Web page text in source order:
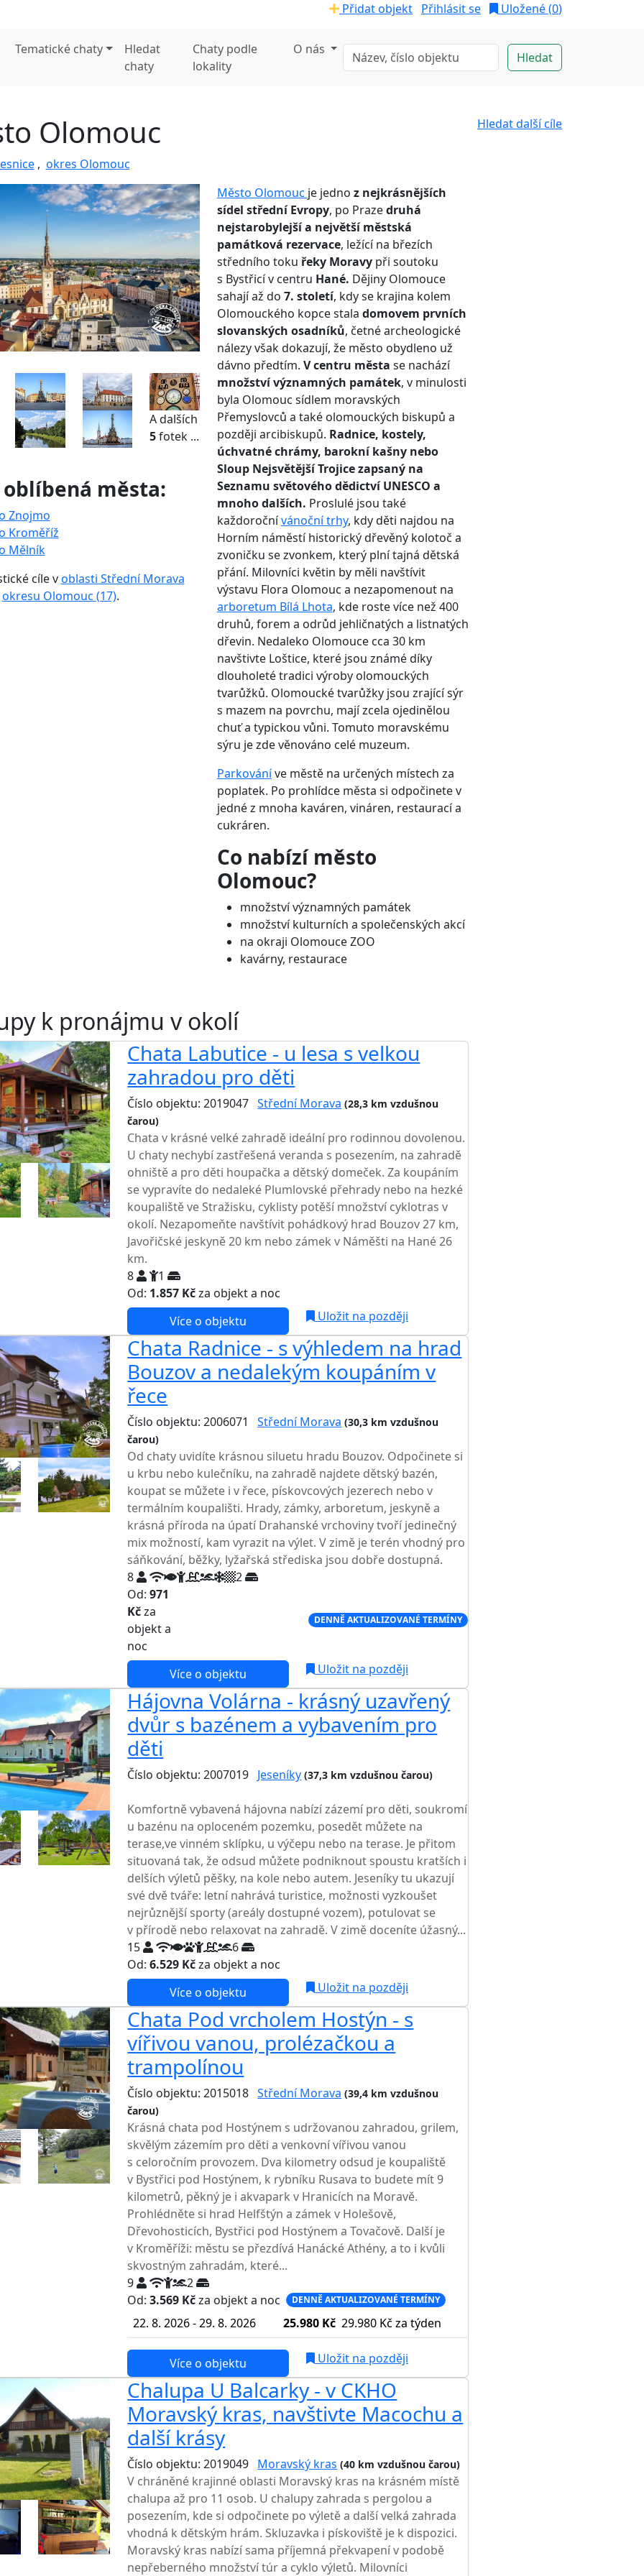
Přidat objekt Přihlásit se Uložené (0)
Tematické chaty
Hledat
chaty
Chaty podle
lokality
O nás
Hledat další cíle
Olomouc
, okres Olomouc
A dalších
5fotek ...
města:
Znojmo
Kroměříž
Mělník
cíle voblasti Střední Morava
okresu Olomouc (17).
Město Olomouc je jedno z nejkrásnějších
sídel střední Evropy, po Prazedruhá
nejstarobylejší a největší městská
památková rezervace, ležící na březích
středního toku řeky Moravypři soutoku
s Bystřicí v centru Hané. Dějiny Olomouce
sahají až do 7. století, kdy se krajina kolem
Olomouckého kopce stala domovem prvních
slovanských osadníků, četné archeologické
nálezy však dokazují, že město obydleno už
dávno předtím. V centru města se nachází
množství významných památek, v minulosti
byla Olomouc sídlem moravských
Přemyslovců a také olomouckých biskupů a
později arcibiskupů. Radnice, kostely,
úchvatné chrámy, barokní kašny nebo
Sloup Nejsvětější Trojice zapsaný na
Seznamu světového dědictví UNESCO a
mnoho dalších. Proslulé jsou také
každoročnívánoční trhy, kdy děti najdou na
Horním náměstí historický dřevěný kolotoč a
zvoničku se zvonkem, který plní tajná dětská
přání. Milovníci květin by měli navštívit
výstavu Flora Olomouc a nezapomenout na
arboretum Bílá Lhota, kde roste více než 400
druhů, forem a odrůd jehličnatých a listnatých
dřevin. Nedaleko Olomouce cca 30 km
navštivte Loštice, které jsou známé díky
dlouholeté tradici výroby olomouckých
tvarůžků. Olomoucké tvarůžky jsou zrající sýr
s mazem na povrchu, mají zcela ojedinělou
chuť a typickou vůni. Tomuto moravskému
sýru je zde věnováno celé muzeum.
Parkováníve městě na určených místech za
poplatek. Po prohlídce města si odpočinete v
jedné z mnoha kaváren, vináren, restaurací a
cukráren.
Co nabízí město
Olomouc?
množství významných památek
množství kulturních a společenských akcí
na okraji Olomouce ZOO
kavárny, restaurace
k pronájmu v okolí
Chata Labutice - u lesa s velkou
zahradou pro děti
Číslo objektu: 2019047 Střední Morava (28,3 km vzdušnou
čarou)
Chata v krásné velké zahradě ideální pro rodinnou dovolenou.
U chaty nechybí zastřešená veranda s posezením, na zahradě
ohniště a pro děti houpačka a dětský domeček. Za koupáním
se vypravíte do nedaleké Plumlovské přehrady nebo na hezké
koupaliště ve Stražisku, cyklisty potěší množství cyklotras v
okolí. Nezapomeňte navštívit pohádkový hrad Bouzov 27 km,
Javořičské jeskyně 20 km nebo zámek v Náměšti na Hané 26
km.
8
1
Od: 1.857 Kčza objekt a noc
Více o objektu Uložit na později
Chata Radnice - s výhledem na hrad
Bouzov a nedalekým koupáním v
řece
Číslo objektu: 2006071 Střední Morava (30,3 km vzdušnou
čarou)
Od chaty uvidíte krásnou siluetu hradu Bouzov. Odpočinete si
u krbu nebo kulečníku, na zahradě najdete dětský bazén,
koupat se můžete i v řece, pískovcových jezerech nebo v
termálním koupališti. Hrady, zámky, arboretum, jeskyně a
krásná příroda na úpatí Drahanské vrchoviny tvoří jedinečný
mix možností, kam vyrazit na výlet. V zimě je terén vhodný pro
sáňkování, běžky, lyžařská střediska jsou dobře dostupná.
8
2
Od:971
Kčza
objekt a
noc
DENNĚ AKTUALIZOVANÉ TERMÍNY
Více o objektu Uložit na později
Hájovna Volárna - krásný uzavřený
dvůr s bazénem a vybavením pro
děti
Číslo objektu: 2007019 Jeseníky (37,3 km vzdušnou čarou)
Komfortně vybavená hájovna nabízí zázemí pro děti, soukromí
u bazénu na oploceném pozemku, posedět můžete na
terase,ve vinném sklípku, u výčepu nebo na terase. Je přitom
situovaná tak, že odsud můžete podniknout spoustu kratších i
delších výletů pěšky, na kole nebo autem. Jeseníky tu ukazují
své dvě tváře: letní nahrává turistice, možnosti vyzkoušet
nejrůznější sporty (areály dostupné vozem), potulovat se
v přírodě nebo relaxovat na zahradě. V zimě doceníte úžasný...
15
6
Od:6.529 Kčza objekt a noc
Více o objektu
Uložit na později
Chata Pod vrcholem Hostýn - s
vířivou vanou, prolézačkou a
trampolínou
Číslo objektu: 2015018 Střední Morava (39,4 km vzdušnou
čarou)
Krásná chata pod Hostýnem s udržovanou zahradou, grilem,
skvělým zázemím pro děti a venkovní vířivou vanou
s celoročním provozem. Dva kilometry odsud je koupaliště
v Bystřici pod Hostýnem, k rybníku Rusava to budete mít 9
kilometrů, pěkný je i akvapark v Hranicích na Moravě.
Prohlédněte si hrad Helfštýn a zámek v Holešově,
Dřevohosticích, Bystřici pod Hostýnem a Tovačově. Další je
v Kroměříži: městu se přezdívá Hanácké Athény, a to i kvůli
skvostným zahradám, které...
9
2
Od:3.569 Kčza objekt a noc DENNĚ AKTUALIZOVANÉ TERMÍNY
22. 8. 2026 - 29. 8. 2026 25.980 Kč 29.980 Kč za týden
Více o objektu Uložit na později
Chalupa U Balcarky - v CKHO
Moravský kras, navštivte Macochu a
další krásy
Číslo objektu: 2019049 Moravský kras (40 km vzdušnou čarou)
V chráněné krajinné oblasti Moravský kras na krásném místě
chalupa až pro 11 osob. U chalupy zahrada s pergolou a
posezením, kde si odpočinete po výletě a další velká zahrada
vhodná k dětským hrám. Skluzavka i pískoviště je k dispozici.
Moravský kras nabízí sama příjemná překvapení v podobě
nepřeberného množství túr a cyklo výletů. Milovníci